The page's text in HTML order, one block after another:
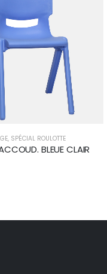
, SPÉCIAL ROULOTTE
BLEUE CLAIR